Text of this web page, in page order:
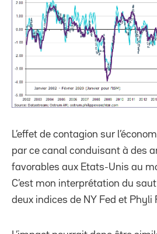
L’effet de contagion sur
par ce canal conduisant à des
favorables aux Etats-Unis au
C’est mon interprétation du
deux indices de NY Fed et Phyli